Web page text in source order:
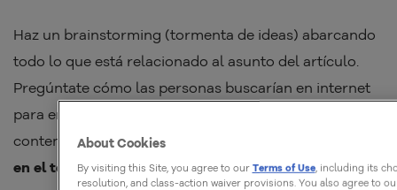
Haz un brainstorming (tormenta de ideas) abarcando
todo lo que está relacionado al asunto del artículo.
Pregúntate cómo las personas buscarían en internet
para encontrar la respuesta que se brinda en dicho
contenido. Luego,define la palabra clave y agrégala
en el texto de manera natural.
About Cookies
By visiting this Site, you agree to our Terms of Use, including its
resolution, and class-action waiver provisions. You also agree to